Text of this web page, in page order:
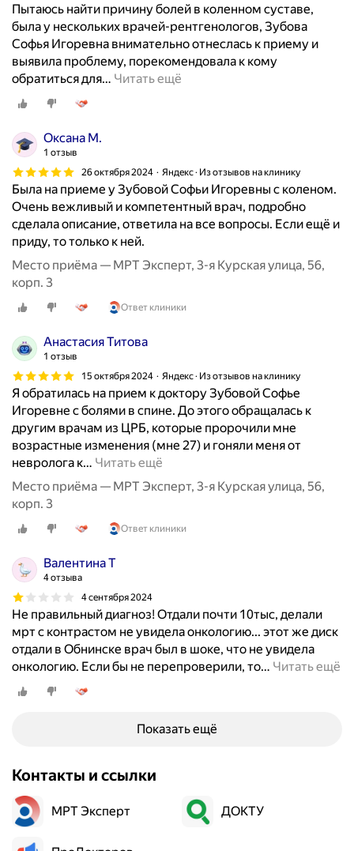
Пытаюсь найти причину болей в коленном суставе,
была у нескольких врачей-рентгенологов, Зубова
Софья Игоревна внимательно отнеслась к приему и
выявила проблему, порекомендовала к кому
обратиться для… Читать ещё
Оксана М.
1 отзыв
26 октября 2024
Яндекс · Из отзывов на клинику
Была на приеме у Зубовой Софьи Игоревны с коленом.
Очень вежливый и компетентный врач, подробно
сделала описание, ответила на все вопросы. Если ещё и
приду, то только к ней.
Место приёма — МРТ Эксперт, 3-я Курская улица, 56,
корп. 3
Ответ клиники
Анастасия Титова
1 отзыв
15 октября 2024
Яндекс · Из отзывов на клинику
Я обратилась на прием к доктору Зубовой Софье
Игоревне с болями в спине. До этого обращалась к
другим врачам из ЦРБ, которые пророчили мне
возрастные изменения (мне 27) и гоняли меня от
невролога к… Читать ещё
Место приёма — МРТ Эксперт, 3-я Курская улица, 56,
корп. 3
Ответ клиники
Валентина Т
4 отзыва
4 сентября 2024
Не правильный диагноз! Отдали почти 10тыс, делали
мрт с контрастом не увидела онкологию... этот же диск
отдали в Обнинске врач был в шоке, что не увидела
онкологию. Если бы не перепроверили, то… Читать ещё
Показать ещё
Контакты и ссылки
МРТ Эксперт ДОКТУ